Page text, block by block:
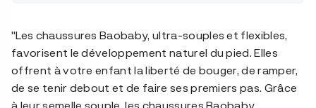
"Les chaussures Baobaby, ultra-souples et flexibles,
favorisent le développement naturel du pied. Elles
offrent à votre enfant la liberté de bouger, de ramper,
de se tenir debout et de faire ses premiers pas. Grâce